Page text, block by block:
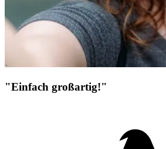
"Einfach großartig!"